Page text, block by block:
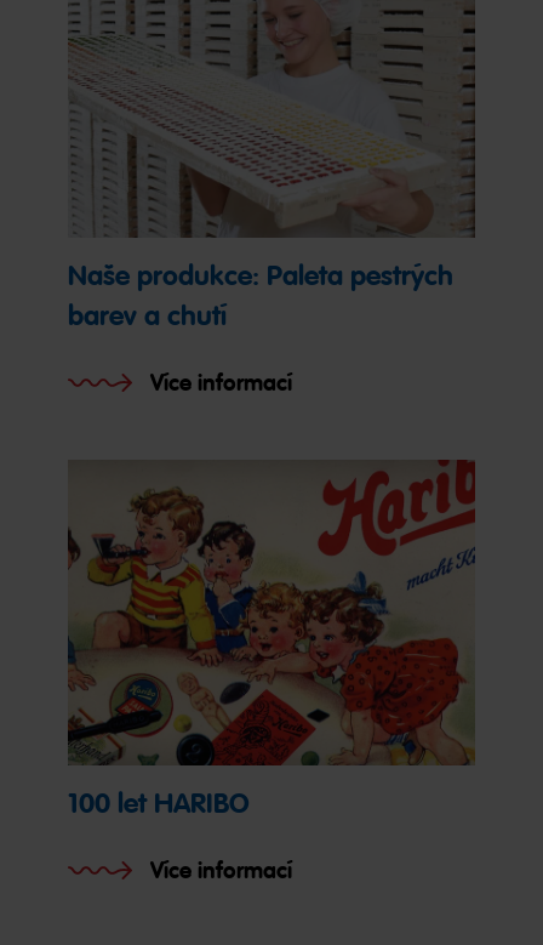
Naše produkce: Paleta pestrých
barev a chutí
Více informací
100 let HARIBO
Více informací